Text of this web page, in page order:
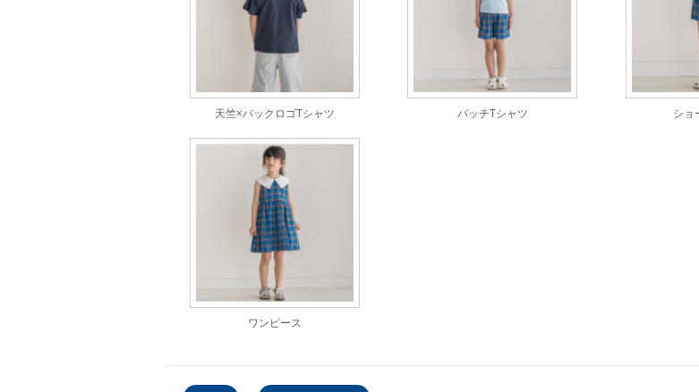
天竺×バックロゴTシャツ パッチTシャツ ショ
ワンピース